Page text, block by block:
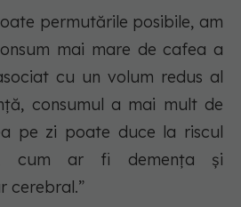
permutările posibile, am
mai mare de cafea a
cu un volum redus al
consumul a mai mult de
pe zi poate duce la riscul
cum ar fi demența și
cerebral.”